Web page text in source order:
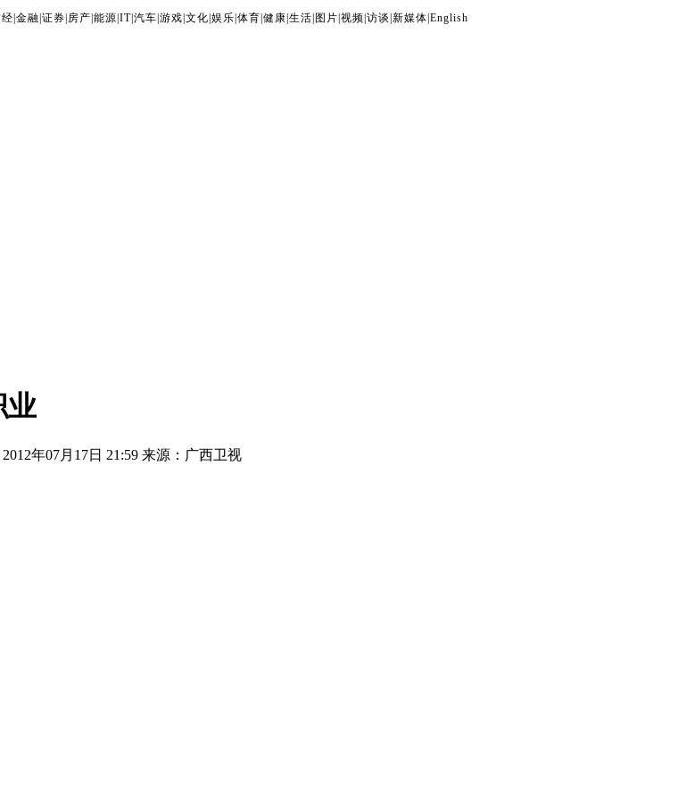
金融 证券 房产 能源 IT| 汽车 游戏 文化 娱乐 体育 健康 生活 图片 视频 访谈 新媒体 English
业
年07月17日 21:59 来源：广西卫视